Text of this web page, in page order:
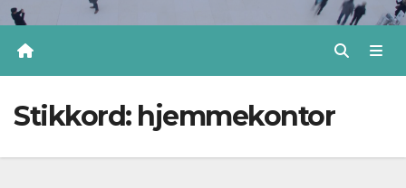
Stikkord: hjemmekontor